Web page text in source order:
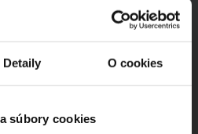
Detaily O cookies
súbory cookies